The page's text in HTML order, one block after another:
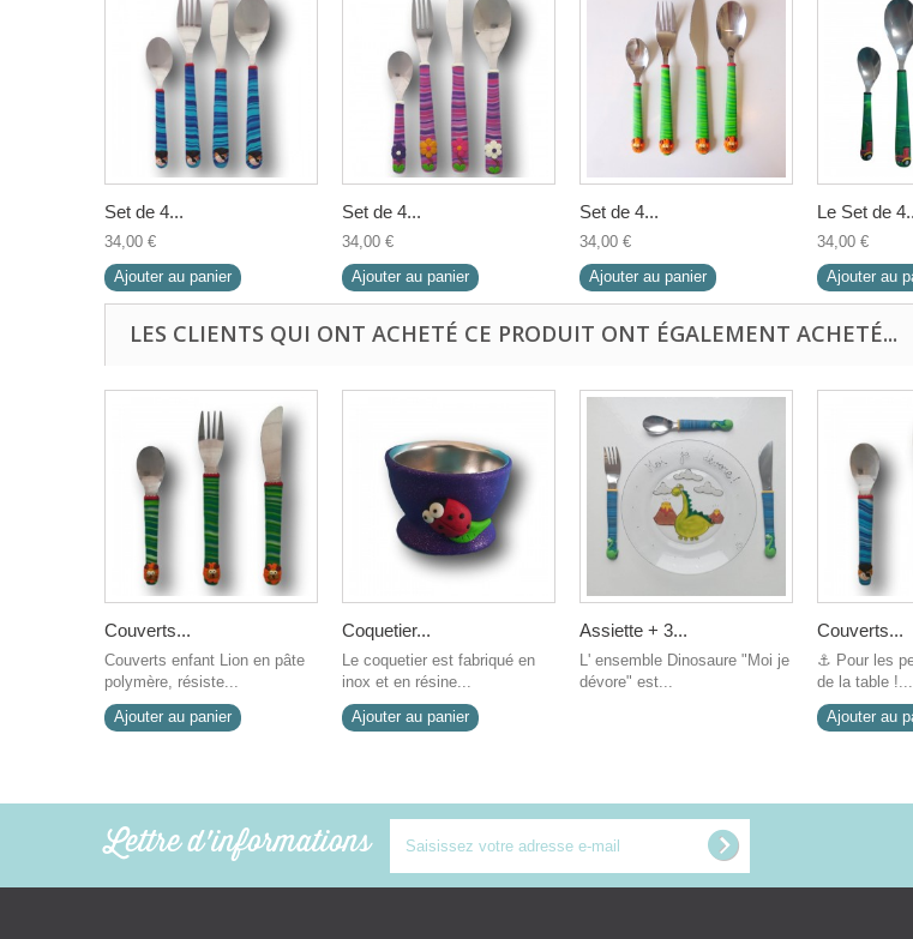
Set de 4...
34,00 €
Ajouter au panier
Set de 4...
34,00 €
Ajouter au panier
Set de 4...
34,00 €
Ajouter au panier
Le Set de
34,00 €
Ajouter au
LES CLIENTS QUI ONT ACHETÉ CE PRODUIT ONT ÉGALEMENT ACHETÉ...
Couverts...
Couverts enfant Lion en pâte
polymère, résiste...
Ajouter au panier
Coquetier...
Le coquetier est fabriqué en
inox et en résine...
Ajouter au panier
Assiette + 3...
L' ensemble Dinosaure "Moi je
dévore" est...
Couverts...
⚓ Pour les
de la table !...
Ajouter au
Lettre d'informations